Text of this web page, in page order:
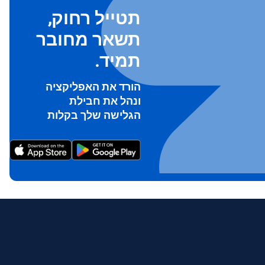
To
in
תטייל רחוק,
תשאר מחובר
תמיד.
הורד את האפליקציה
ונהל את חבילת
הגלישה שלך בקלות